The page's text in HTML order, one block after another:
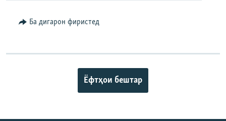
Ба дигарон фиристед
Ёфтҳои бештар